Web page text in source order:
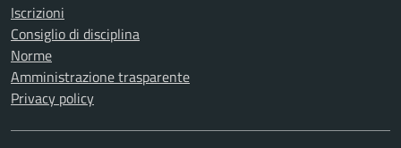
Iscrizioni
Consiglio di disciplina
Norme
Amministrazione trasparente
Privacy policy